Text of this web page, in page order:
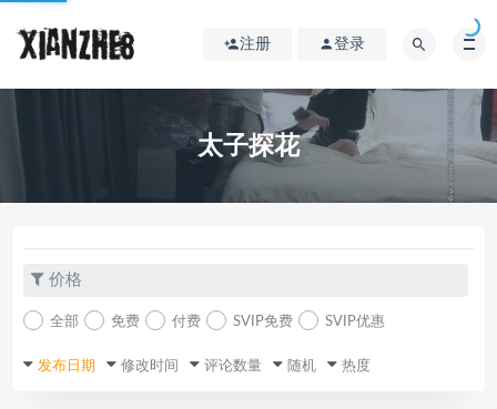
注册 登录
太子探花
价格
全部 免费 付费 SVIP免费 SVIP优惠
发布日期 修改时间 评论数量 随机 热度